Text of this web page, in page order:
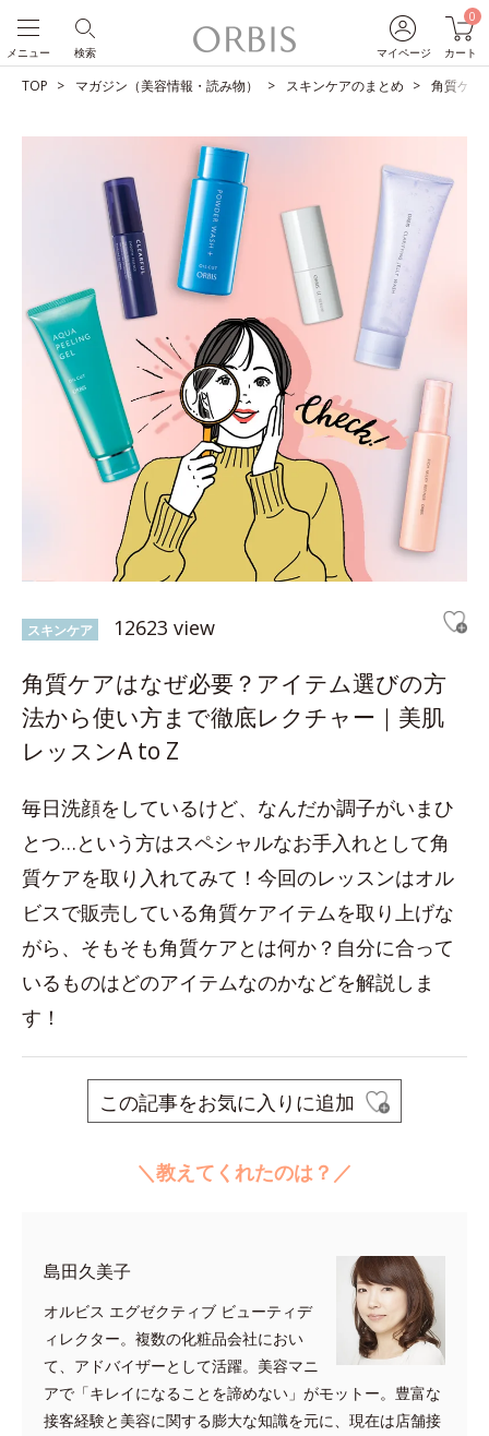
マイページ
0
カート
検索
メニュー
TOP マガジン（美容情報・読み物） スキンケアのまとめ 角質ケア
スキンケア 12623 view
角質ケアはなぜ必要？アイテム選びの方
法から使い方まで徹底レクチャー｜美肌
レッスンA to Z
毎日洗顔をしているけど、なんだか調子がいまひ
とつ…という方はスペシャルなお手入れとして角
質ケアを取り入れてみて！今回のレッスンはオル
ビスで販売している角質ケアイテムを取り上げな
がら、そもそも角質ケアとは何か？自分に合って
いるものはどのアイテムなのかなどを解説しま
す！
この記事をお気に入りに追加
＼教えてくれたのは？／
島田久美子
オルビス エグゼクティブ ビューティデ
ィレクター。複数の化粧品会社におい
て、アドバイザーとして活躍。美容マニ
アで「キレイになることを諦めない」がモットー。豊富な
接客経験と美容に関する膨大な知識を元に、現在は店舗接